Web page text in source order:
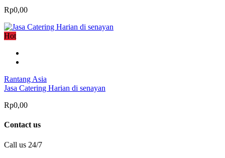
Rp0,00
Hot
Rantang Asia
Jasa Catering Harian di senayan
Rp0,00
Contact us
Call us 24/7